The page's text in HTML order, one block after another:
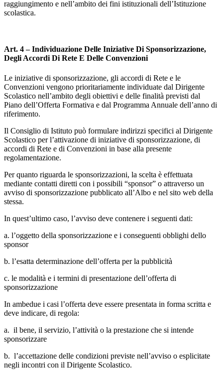
raggiungimento e nell’ambito dei fini istituzionali dell’Istituzione
scolastica.
Art. 4 – Individuazione Delle Iniziative Di Sponsorizzazione,
Degli Accordi Di Rete E Delle Convenzioni
Le iniziative di sponsorizzazione, gli accordi di Rete e le
Convenzioni vengono prioritariamente individuate dal Dirigente
Scolastico nell’ambito degli obiettivi e delle finalità previsti dal
Piano dell’Offerta Formativa e dal Programma Annuale dell’anno di
riferimento.
Il Consiglio di Istituto può formulare indirizzi specifici al Dirigente
Scolastico per l’attivazione di iniziative di sponsorizzazione, di
accordi di Rete e di Convenzioni in base alla presente
regolamentazione.
Per quanto riguarda le sponsorizzazioni, la scelta è effettuata
mediante contatti diretti con i possibili “sponsor” o attraverso un
avviso di sponsorizzazione pubblicato all’Albo e nel sito web della
stessa.
In quest’ultimo caso, l’avviso deve contenere i seguenti dati:
a. l’oggetto della sponsorizzazione e i conseguenti obblighi dello
sponsor
b. l’esatta determinazione dell’offerta per la pubblicità
c. le modalità e i termini di presentazione dell’offerta di
sponsorizzazione
In ambedue i casi l’offerta deve essere presentata in forma scritta e
deve indicare, di regola:
a. il bene, il servizio, l’attività o la prestazione che si intende
sponsorizzare
b. l’accettazione delle condizioni previste nell’avviso o esplicitate
negli incontri con il Dirigente Scolastico.